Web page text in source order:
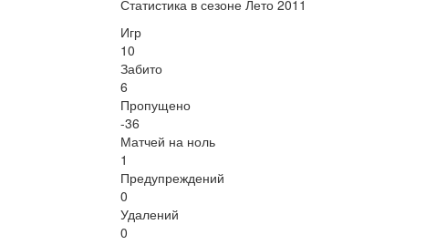
Статистика в сезоне Лето 2011
Игр
10
Забито
6
Пропущено
-36
Матчей на ноль
1
Предупреждений
0
Удалений
0